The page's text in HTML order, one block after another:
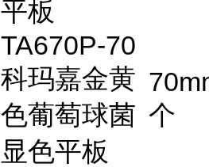
平板
TA670P-70
科玛嘉金黄
色葡萄球菌
显色平板
个